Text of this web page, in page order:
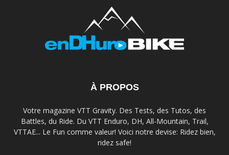
À PROPOS
Votre magazine VTT Gravity. Des Tests, des Tutos, des
Battles, du Ride. Du VTT Enduro, DH, All-Mountain, Trail,
VTTAE... Le Fun comme valeur! Voici notre devise: Ridez bien,
ridez safe!